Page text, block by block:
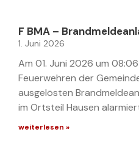
F BMA –
1. Juni 2026
Am 01. Juni 2026 um
Feuerwehren der
ausgelösten
im Ortsteil Hausen
weiterlesen »